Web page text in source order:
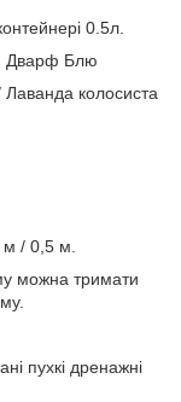
0.5л.
Дварф Блю
колосиста
м / 0,5 м.
можна тримати
пухкі дренажні